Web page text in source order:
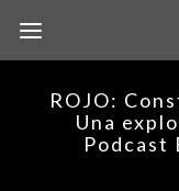
ROJO:
Una
Podcast